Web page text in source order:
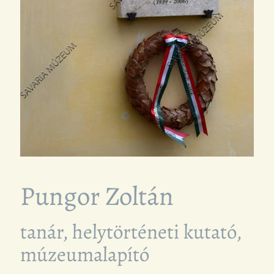
Pungor Zoltán
tanár, helytörténeti kutató,
múzeumalapító